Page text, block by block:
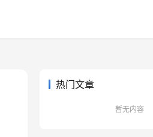
热门文章
暂无内容